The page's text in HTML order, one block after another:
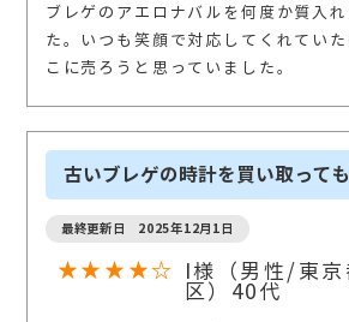
ブレゲのアエロナバルを何度か質入
た。いつも笑顔で対応してくれてい
こに売ろうと思っていました。
古いブレゲの時計を買い取って
最終更新日 2025年12月1日
★★★★☆ I様（男性/東京
区）40代